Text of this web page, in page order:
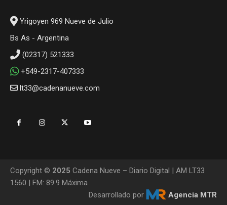
Yrigoyen 969 Nueve de Julio
Bs As - Argentina
(02317) 521333
+549-2317-407333
lt33@cadenanueve.com
Copyright © 2025 Cadena Nueve – Diario Digital | AM LT33
1560 | FM: 89.9 Máxima
Desarrollado por
Agencia MTR